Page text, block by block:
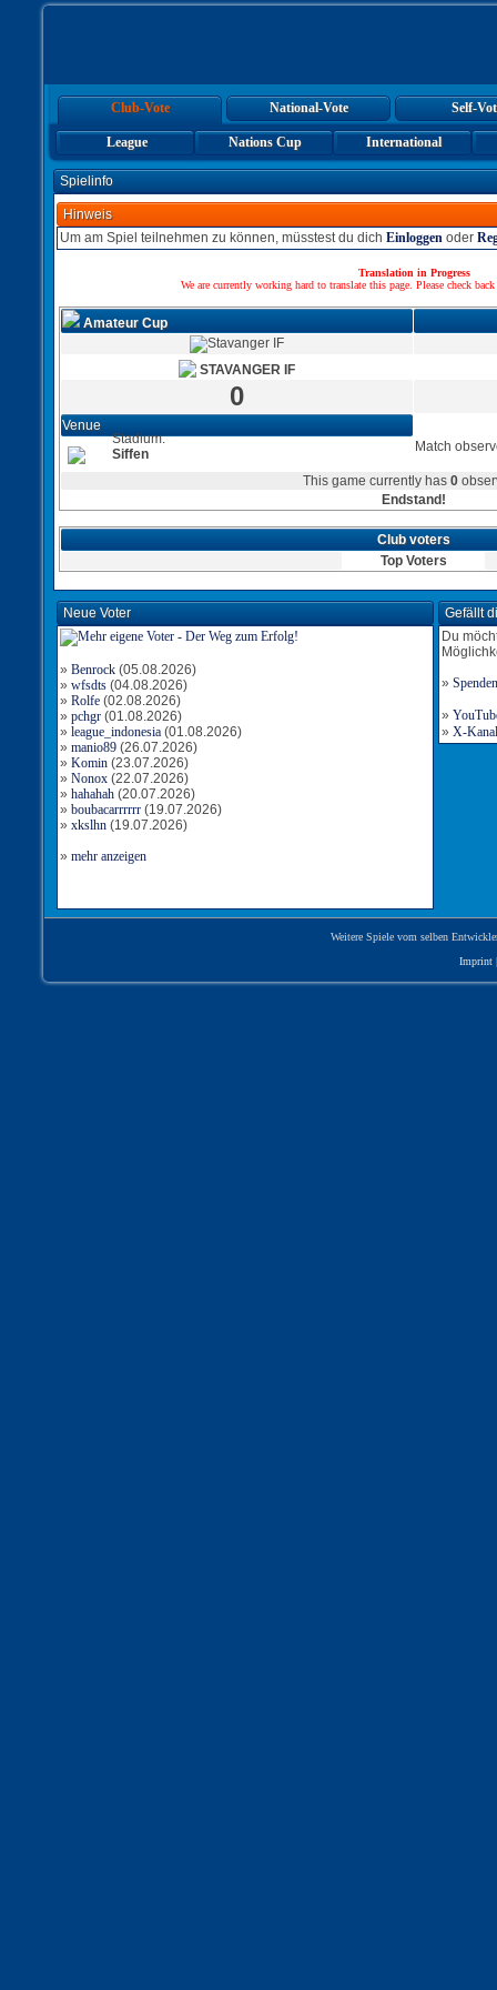
Club-Vote National-Vote Self-
League Nations Cup International
Spielinfo
Hinweis
Um am Spiel teilnehmen zu können, müsstest du dich Einloggen oder
Translation in Progress
We are currently working hard to translate this page. Please check
Amateur Cup
STAVANGER IF
0
Venue
Stadium:
Siffen
Match
This game currently has 0
Endstand!
Club voters
Top Voters
Neue Voter
» Benrock (05.08.2026)
» wfsdts (04.08.2026)
» Rolfe (02.08.2026)
» pchgr (01.08.2026)
» league_indonesia (01.08.2026)
» manio89 (26.07.2026)
» Komin (23.07.2026)
» Nonox (22.07.2026)
» hahahah (20.07.2026)
» boubacarrrrrr (19.07.2026)
» xkslhn (19.07.2026)
» mehr anzeigen
Gefällt
Du
» Spenden
»
» X-
Weitere Spiele vom selben
Imprint